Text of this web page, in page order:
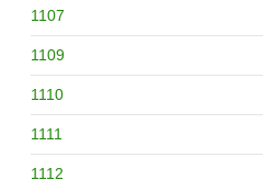
1107
1109
1110
1111
1112